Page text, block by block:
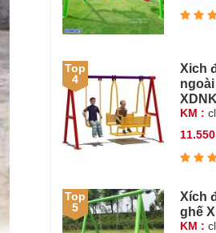
Top
4
Xich
KM :
Top
5
Xích
ghế
KM :